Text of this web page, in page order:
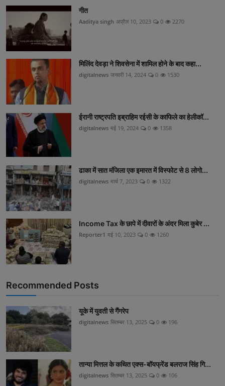
गीत
Aaditya singh अप्रैल 10, 2023 0 2270
मिलिंद देवड़ा ने शिवसेना में शामिल होने के बाद कहा...
digitalnews जनवरी 14, 2024 0 1530
ईरानी राष्ट्रपति इब्राहिम रईसी के काफिले का हेलीकॉ...
digitalnews मई 19, 2024 0 1358
ढाका में सात मंजिला एक इमारत में विस्फोट से 8 लोगो...
digitalnews मार्च 7, 2023 0 1322
Income Tax के छापे में दीवारों के अंदर मिला कुबेर ...
Reporter1 मई 10, 2023 0 1260
Recommended Posts
यूके में युवती से गैंगरेप
digitalnews सितम्बर 13, 2025 0 196
तान्या मित्तल के कथित एक्स-बॉयफ्रेंड बलराज सिंह गि...
digitalnews सितम्बर 13, 2025 0 106